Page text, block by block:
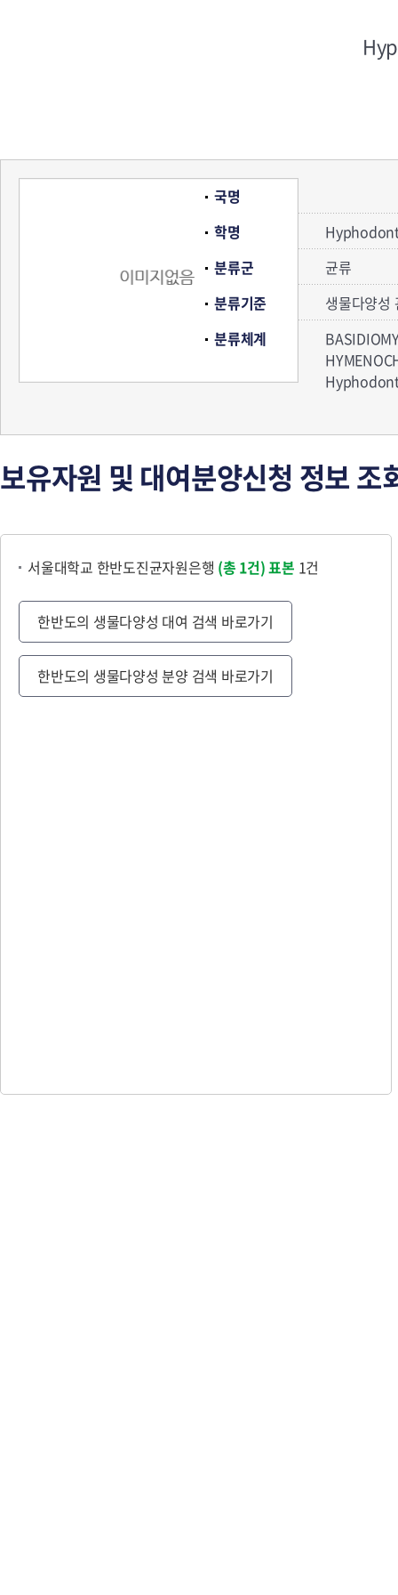
국명
학명
분류군
균류
분류기준
생물다양성
분류체계
보유자원 및 대여분양신청 정보 조
서울대학교 한반도진균자원은행 (총 1건)표본 1건
한반도의 생물다양성 대여 검색 바로가기
한반도의 생물다양성 분양 검색 바로가기